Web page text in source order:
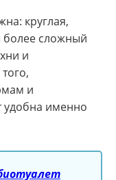
круглая,
более сложный
и
и
удобна именно